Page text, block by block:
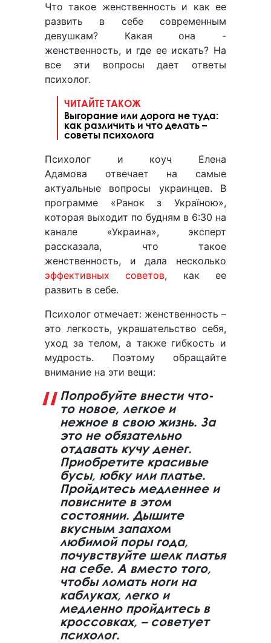
Что такое женственность и как ее
развить в себе современным
девушкам? Какая она -
женственность, и где ее искать? На
все эти вопросы дает ответы
психолог.
ЧИТАЙТЕ ТАКОЖ
Выгорание или дорога не туда:
как различить и что делать –
советы психолога
Психолог и коуч Елена
Адамова отвечает на самые
актуальные вопросы украинцев. В
программе «Ранок з Україною»,
которая выходит по будням в 6:30 на
канале «Украина», эксперт
рассказала, что такое
женственность, и дала несколько
эффективных советов, как ее
развить в себе.
Психолог отмечает: женственность –
это легкость, украшательство себя,
уход за телом, а также гибкость и
мудрость. Поэтому обращайте
внимание на эти вещи:
Попробуйте внести что-
то новое, легкое и
нежное в свою жизнь. За
это не обязательно
отдавать кучу денег.
Приобретите красивые
бусы, юбку или платье.
Пройдитесь медленнее и
повисните в этом
состоянии. Дышите
вкусным запахом
любимой поры года,
почувствуйте шелк платья
на себе. А вместо того,
чтобы ломать ноги на
каблуках, легко и
медленно пройдитесь в
кроссовках, – советует
психолог.